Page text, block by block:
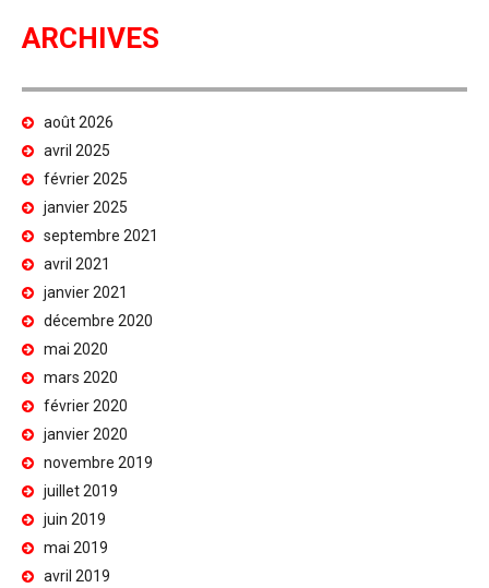
ARCHIVES
août 2026
avril 2025
février 2025
janvier 2025
septembre 2021
avril 2021
janvier 2021
décembre 2020
mai 2020
mars 2020
février 2020
janvier 2020
novembre 2019
juillet 2019
juin 2019
mai 2019
avril 2019